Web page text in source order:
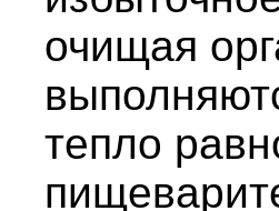
очищая
тепло